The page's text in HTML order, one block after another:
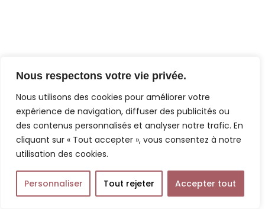
Nous respectons votre vie privée.
Nous utilisons des cookies pour améliorer votre
expérience de navigation, diffuser des publicités ou
des contenus personnalisés et analyser notre trafic. En
cliquant sur « Tout accepter », vous consentez à notre
utilisation des cookies.
Personnaliser Tout rejeter Accepter tout